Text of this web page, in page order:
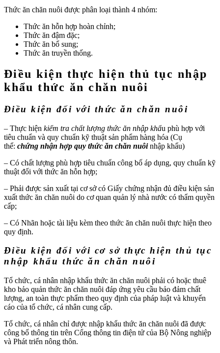
Thức ăn chăn nuôi được phân loại thành 4 nhóm:
Thức ăn hỗn hợp hoàn chỉnh;
Thức ăn đậm đặc;
Thức ăn bổ sung;
Thức ăn truyền thống.
Điều kiện thực hiện thủ tục nhập
khẩu thức ăn chăn nuôi
Điều kiện đối với thức ăn chăn nuôi
– Thực hiện kiểm tra chất lượng thức ăn nhập khẩu phù hợp với
tiêu chuẩn và quy chuẩn kỹ thuật sản phẩm hàng hóa (Cụ
thể: chứng nhận hợp quy thức ăn chăn nuôinhập khẩu)
– Có chất lượng phù hợp tiêu chuẩn công bố áp dụng, quy chuẩn kỹ
thuật đối với thức ăn hỗn hợp;
– Phải được sản xuất tại cơ sở có Giấy chứng nhận đủ điều kiện sản
xuất thức ăn chăn nuôi do cơ quan quản lý nhà nước có thẩm quyền
cấp;
– Có Nhãn hoặc tài liệu kèm theo thức ăn chăn nuôi thực hiện theo
quy định.
Điều kiện đối với cơ sở thực hiện thủ tục
nhập khẩu thức ăn chăn nuôi
Tổ chức, cá nhân nhập khẩu thức ăn chăn nuôi phải có hoặc thuê
kho bảo quản thức ăn chăn nuôi đáp ứng yêu cầu bảo đảm chất
lượng, an toàn thực phẩm theo quy định của pháp luật và khuyến
cáo của tổ chức, cá nhân cung cấp.
Tổ chức, cá nhân chỉ được nhập khẩu thức ăn chăn nuôi đã được
công bố thông tin trên Cổng thông tin điện tử của Bộ Nông nghiệp
và Phát triển nông thôn.